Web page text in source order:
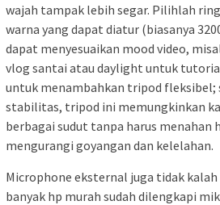
wajah tampak lebih segar. Pilihlah
warna yang dapat diatur (biasanya
dapat menyesuaikan mood video,
vlog santai atau daylight untuk
untuk menambahkan tripod fleksibel;
stabilitas, tripod ini memungkinkan
berbagai sudut tanpa harus menahan
mengurangi goyangan dan kelelahan.
Microphone eksternal juga tidak
banyak hp murah sudah dilengkapi